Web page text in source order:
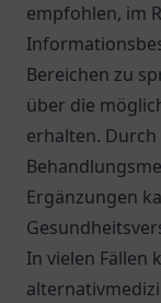
empfohlen, im
Bereichen zu
über die
erhalten.
Ergänzungen
In vielen Fällen